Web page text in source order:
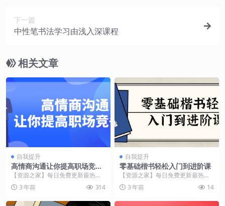
下一篇
中性笔书法学习由浅入深课程
相关文章
自我提升
高情商沟通让你提高职场竞争
力
【资源之家】每日免费更新最热门
的副业项目资源 课程介绍 高情商沟
通课程旨在培养学...
3 年前 314
自我提升
零基础楷书轻松入门到进阶课
【资源之家】每日免费更新最热门
的副业项目资源 课程介绍 零基础楷
书轻松入门到进阶...
3 年前 14